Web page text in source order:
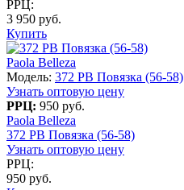
РРЦ:
3 950 руб.
Купить
Paola Belleza
Модель: 372 PB Повязка (56-58)
Узнать оптовую цену
РРЦ: 950 руб.
Paola Belleza
372 PB Повязка (56-58)
Узнать оптовую цену
РРЦ:
950 руб.